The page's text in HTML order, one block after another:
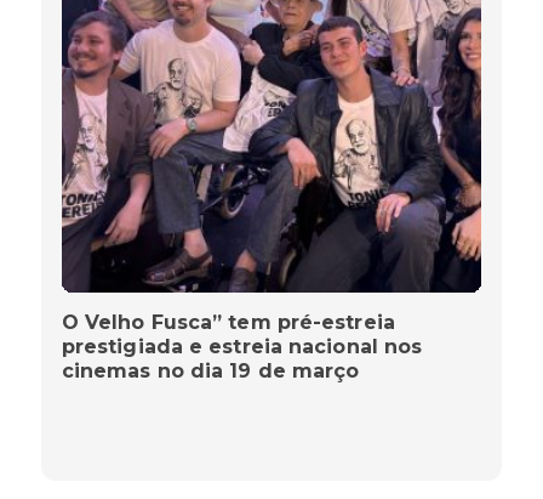
O Velho Fusca” tem pré-estreia
prestigiada e estreia nacional nos
cinemas no dia 19 de março